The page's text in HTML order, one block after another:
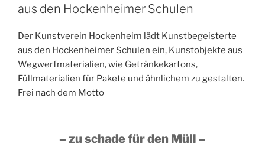
aus den Hockenheimer Schulen
Der Kunstverein Hockenheim lädt Kunstbegeisterte
aus den Hockenheimer Schulen ein, Kunstobjekte aus
Wegwerfmaterialien, wie Getränkekartons,
Füllmaterialien für Pakete und ähnlichem zu gestalten.
Frei nach dem Motto
– zu schade für den Müll –